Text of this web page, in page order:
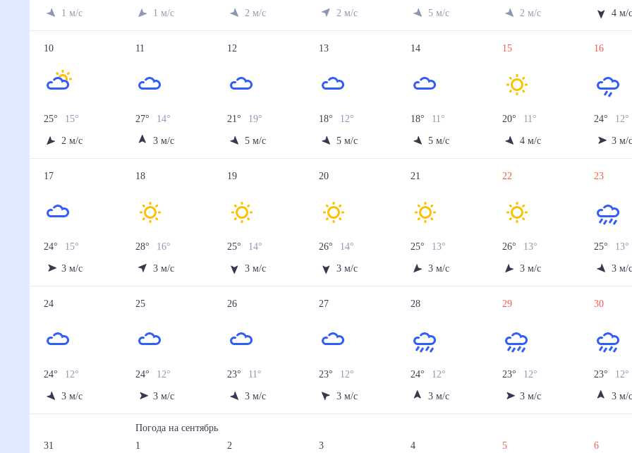
1 м/с
1 м/с
2 м/с
2 м/с
5 м/с
2 м/с
4 м/
10
25° 15°
2 м/с
11
27° 14°
3 м/с
12
21° 19°
5 м/с
13
18° 12°
5 м/с
14
18° 11°
5 м/с
15
20° 11°
4 м/с
16
24° 12°
3 м/
17
24° 15°
3 м/с
18
28° 16°
3 м/с
19
25° 14°
3 м/с
20
26° 14°
3 м/с
21
25° 13°
3 м/с
22
26° 13°
3 м/с
23
25° 13°
3 м/
24
24° 12°
3 м/с
25
24° 12°
3 м/с
26
23° 11°
3 м/с
27
23° 12°
3 м/с
28
24° 12°
3 м/с
29
23° 12°
3 м/с
30
23° 12°
3 м/
31
Погода насентябрь
1
2 3 4 5 6